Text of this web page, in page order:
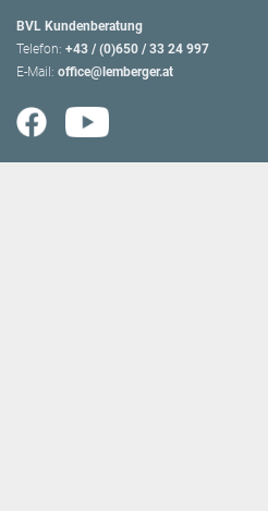
BVL Kundenberatung
Telefon: +43 / (0)650 / 33 24 997
E-Mail: office@lemberger.at